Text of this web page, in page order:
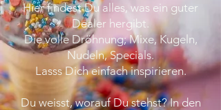
Hier findest Du alles, was ein guter
Dealer hergibt.
Die volle Dröhnung; Mixe, Kugeln,
Nudeln, Specials.
Lasss Dich einfach inspirieren.
Du weisst, worauf Du stehst? In den